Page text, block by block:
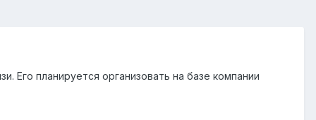
Его планируется организовать на базе компании